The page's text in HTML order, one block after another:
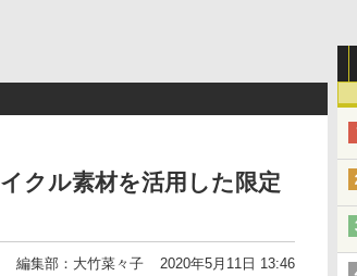
クル素材を活用した限定
編集部：大竹菜々子 2020年5月11日 13:46